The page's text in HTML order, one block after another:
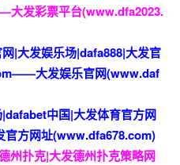
大发彩票平台(www.dfa2023.
|大发娱乐场|dafa888|大发官
大发娱乐官网(www.daf
中国|大发体育官方网
方网址(www.dfa678.com)
州扑克|大发德州扑克策略网